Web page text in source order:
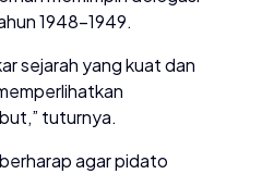
1948–1949.
sejarah yang kuat dan
tuturnya.
agar pidato